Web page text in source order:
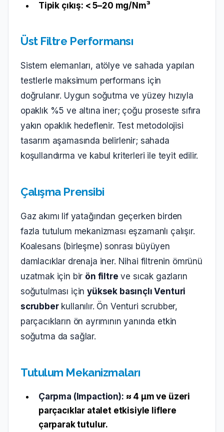
Tipik çıkış: < 5–20 mg/Nm³
Üst Filtre Performansı
Sistem elemanları, atölye ve sahada yapılan
testlerle maksimum performans için
doğrulanır. Uygun soğutma ve yüzey hızıyla
opaklık %5 ve altına iner; çoğu proseste sıfıra
yakın opaklık hedeflenir. Test metodolojisi
tasarım aşamasında belirlenir; sahada
koşullandırma ve kabul kriterleri ile teyit edilir.
Çalışma Prensibi
Gaz akımı lif yatağından geçerken birden
fazla tutulum mekanizması eşzamanlı çalışır.
Koalesans (birleşme) sonrası büyüyen
damlacıklar drenaja iner. Nihai filtrenin ömrünü
uzatmak için bir ön filtre ve sıcak gazların
soğutulması içinyüksek basınçlı Venturi
scrubberkullanılır. Ön Venturi scrubber,
parçacıkların ön ayrımının yanında etkin
soğutma da sağlar.
Tutulum Mekanizmaları
Çarpma (Impaction): ≈ 4 µm ve üzeri
parçacıklar atalet etkisiyle liflere
çarparak tutulur.